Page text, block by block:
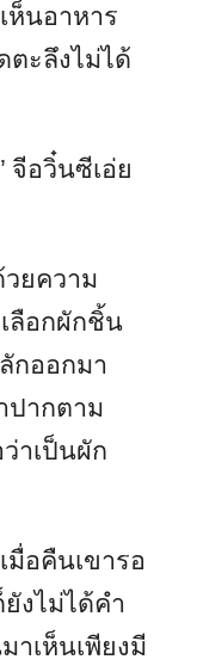
ห็นอาหาร
ะลึงไม่ได้
จีอวิ๋นซีเอ่ย
วยความ
ลือกผักชิ้น
กออกมา
ปากตาม
าเป็นผัก
มื่อคืนเขารอ
งไม่ได้คำ
เห็นเพียงมี